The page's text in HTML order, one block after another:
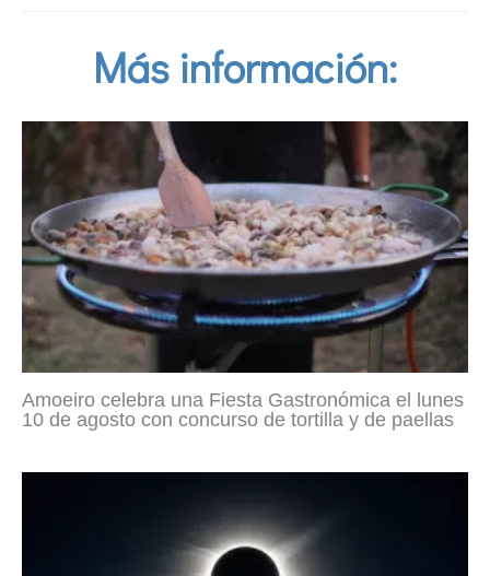
Más información:
Amoeiro celebra una Fiesta Gastronómica el lunes
10 de agosto con concurso de tortilla y de paellas